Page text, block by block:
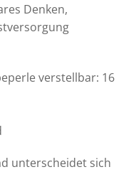
Denken,
verstellbar: 16
unterscheidet sich